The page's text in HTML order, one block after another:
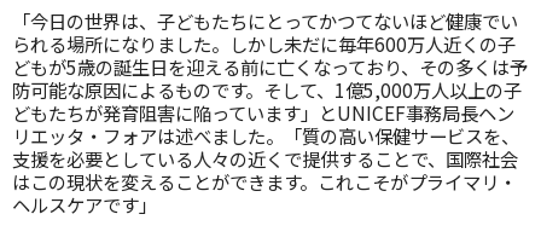
「今日の世界は、子どもたちにとってかつてないほど健康でい
られる場所になりました。しかし未だに毎年600万人近くの子
どもが5歳の誕生日を迎える前に亡くなっており、その多くは予
防可能な原因によるものです。そして、1億5,000万人以上の子
どもたちが発育阻害に陥っています」とUNICEF事務局長ヘン
リエッタ・フォアは述べました。「質の高い保健サービスを、
支援を必要としている人々の近くで提供することで、国際社会
はこの現状を変えることができます。これこそがプライマリ・
ヘルスケアです」